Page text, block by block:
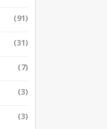
(91)
(31)
(7)
(3)
(3)